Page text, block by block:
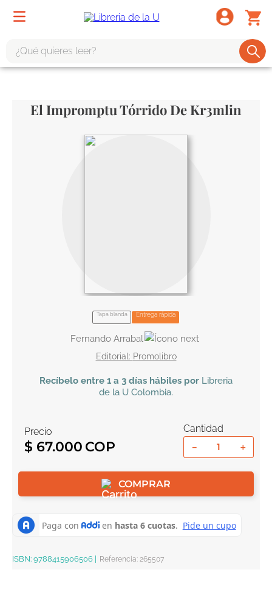
El Impromptu Tórrido De Kr3mlin
Tapa blanda Entrega rápida
Fernando Arrabal
Promolibro
Recíbelo entre 1 a 3 días hábiles por Libreria
de la U Colombia.
Precio
$ 67.000
Cantidad
＋
－
COMPRAR
ISBN: 9788415906506 Referencia: 265507
tote bag -
harry potter
book haven